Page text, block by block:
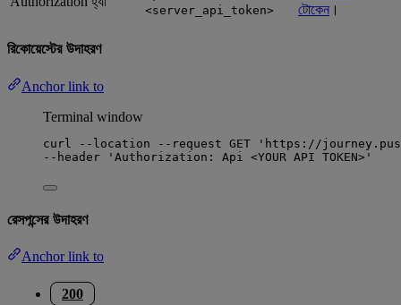
<server_api_token>
টোকেন ।
রিকোয়েস্টের উদাহরণ
Anchor link to
Terminal window
curl --location --request GET ' https://
--header
' Authorization: Api <YOUR API TOKEN> '
রেসপন্সের উদাহরণ
Anchor link to
200